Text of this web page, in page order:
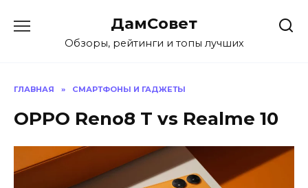
содержанию
ДамСовет
Обзоры, рейтинги и топы лучших
ГЛАВНАЯ » СМАРТФОНЫ И ГАДЖЕТЫ
OPPO Reno8 T vs Realme 10